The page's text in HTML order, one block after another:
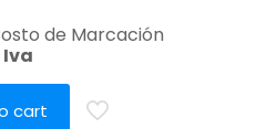
de Marcación
Iva
cart